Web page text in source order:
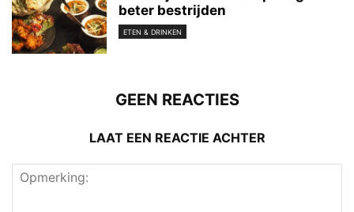
beter bestrijden
ETEN & DRINKEN
GEEN REACTIES
LAAT EEN REACTIE ACHTER